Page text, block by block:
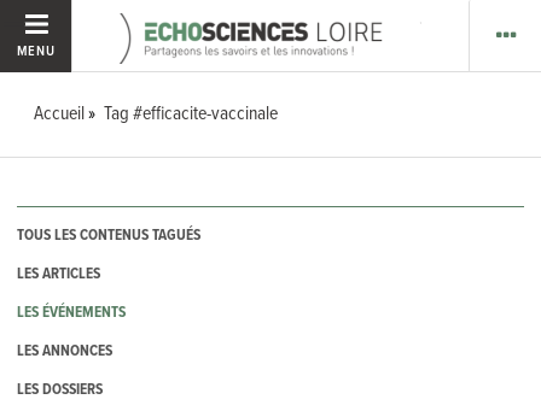
MENU
Accueil Tag #efficacite-vaccinale
TOUS LES CONTENUS TAGUÉS
LES ARTICLES
LES ÉVÉNEMENTS
LES ANNONCES
LES DOSSIERS